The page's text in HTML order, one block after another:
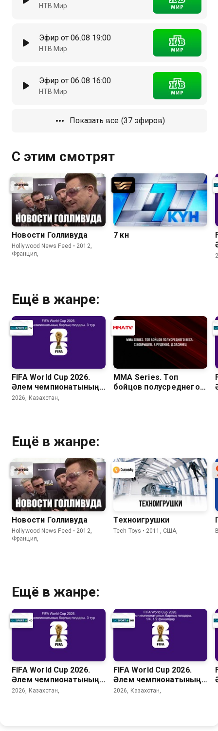
НТВ Мир
Эфир от 06.08 19:00
НТВ Мир
Эфир от 06.08 16:00
НТВ Мир
Показать все (37 эфиров)
С этим смотрят
Новости Голливуда
Hollywood News Feed • 2012,
Франция,
7 күн
Ещё в жанре:
FIFA World Cup 2026.
Әлем чемпионатының
барлық голдары. 3 тур
2026, Казахстан,
MMA Series. Топ
бойцов полусреднего
Ещё в жанре:
Новости Голливуда
Hollywood News Feed • 2012,
Франция,
Техноигрушки
Tech Toys • 2011, США,
Ещё в жанре:
FIFA World Cup 2026.
Әлем чемпионатының
барлық голдары. 3 тур
2026, Казахстан,
FIFA World Cup 2026.
Әлем чемпионатының
барлық голдары. 1/4,
2026, Казахстан,